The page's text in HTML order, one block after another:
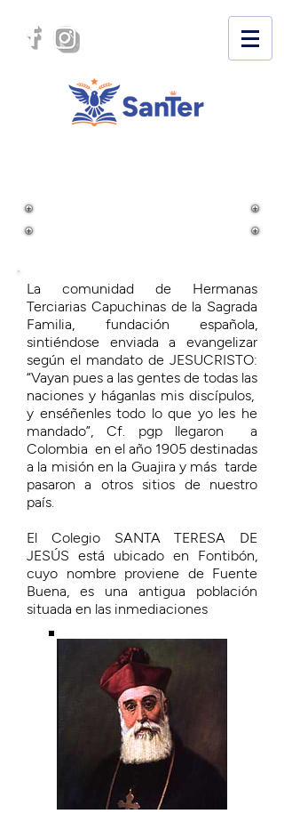
La comunidad de Hermanas
Terciarias Capuchinas de la Sagrada
Familia, fundación española,
sintiéndose enviada a evangelizar
según el mandato de JESUCRISTO:
“Vayan pues a las gentes de todas las
naciones y háganlas mis discípulos,
y enséñenles todo lo que yo les he
mandado”, Cf. pgp llegaron a
Colombia en el año 1905 destinadas
a la misión en la Guajira y más tarde
pasaron a otros sitios de nuestro
país.
El Colegio SANTA TERESA DE
JESÚS está ubicado en Fontibón,
cuyo nombre proviene de Fuente
Buena, es una antigua población
situada en las inmediaciones